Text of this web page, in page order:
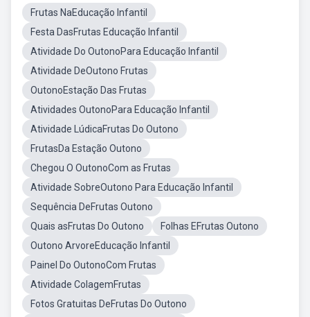
Frutas NaEducação Infantil
Festa DasFrutas Educação Infantil
Atividade Do OutonoPara Educação Infantil
Atividade DeOutono Frutas
OutonoEstação Das Frutas
Atividades OutonoPara Educação Infantil
Atividade LúdicaFrutas Do Outono
FrutasDa Estação Outono
Chegou O OutonoCom as Frutas
Atividade SobreOutono Para Educação Infantil
Sequência DeFrutas Outono
Quais asFrutas Do Outono
Folhas EFrutas Outono
Outono ArvoreEducação Infantil
Painel Do OutonoCom Frutas
Atividade ColagemFrutas
Fotos Gratuitas DeFrutas Do Outono